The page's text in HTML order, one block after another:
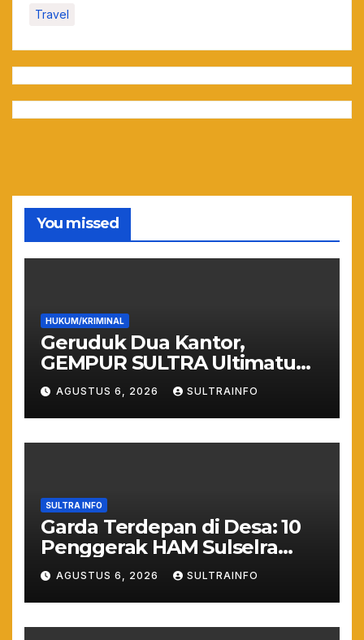
Travel
You missed
HUKUM/KRIMINAL
Geruduk Dua Kantor,
GEMPUR SULTRA Ultimatum
Keras: Lahan Puuwatu Siap
Diduduki Jika Tak Ada
Kepastian Hukum
AGUSTUS 6, 2026 SULTRAINFO
SULTRA INFO
Garda Terdepan di Desa: 10
Penggerak HAM Sulselra
Resmi Bertugas Mengawal
Asta Cita Prabowo
AGUSTUS 6, 2026 SULTRAINFO